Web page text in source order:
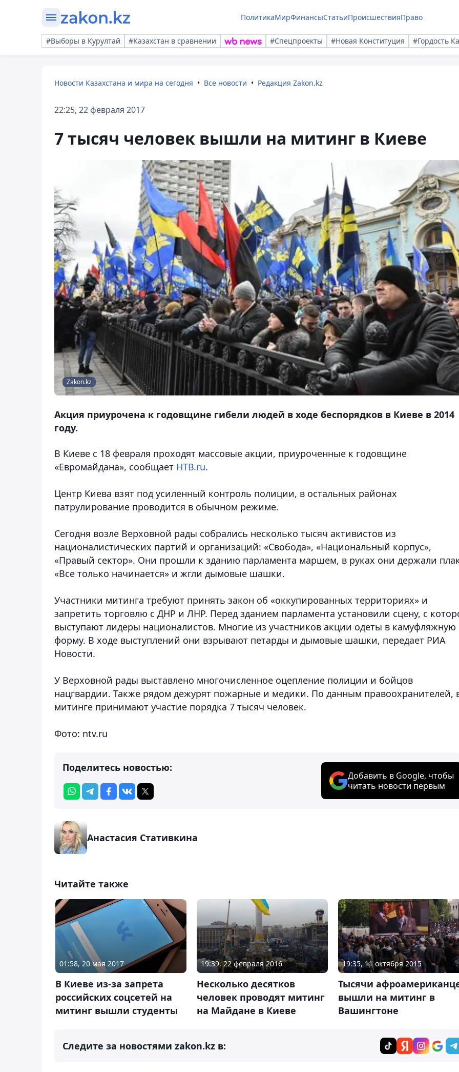
ПолитикаМирФинансыСтатьиПроисшествияПраво
#Выборы в Курултай #Казахстан в сравнении #Спецпроекты #Новая Конституция #Гордость
Новости Казахстана и мира на сегодня Все новости Редакция Zakon.kz
22:25, 22 февраля 2017
7 тысяч человек вышли на митинг в Киеве
Zakon.kz
Акция приурочена к годовщине гибели людей в ходе беспорядков в Киеве в 2014
году.
В Киеве с 18 февраля проходят массовые акции, приуроченные к годовщине
«Евромайдана», сообщает НТВ.ru.
Центр Киева взят под усиленный контроль полиции, в остальных районах
патрулирование проводится в обычном режиме.
Сегодня возле Верховной рады собрались несколько тысяч активистов из
националистических партий и организаций: «Свобода», «Национальный корпус»,
«Правый сектор». Они прошли к зданию парламента маршем, в руках они держали
«Все только начинается» и жгли дымовые шашки.
Участники митинга требуют принять закон об «оккупированных территориях» и
запретить торговлю с ДНР и ЛНР. Перед зданием парламента установили сцену, с
выступают лидеры националистов. Многие из участников акции одеты в камуфляжную
форму. В ходе выступлений они взрывают петарды и дымовые шашки, передает РИА
Новости.
У Верховной рады выставлено многочисленное оцепление полиции и бойцов
нацгвардии. Также рядом дежурят пожарные и медики. По данным правоохранителей,
митинге принимают участие порядка 7 тысяч человек.
Фото: ntv.ru
Поделитесь новостью:
Добавить в Google, чтобы
читать новости первым
Анастасия Стативкина
Читайте также
01:58, 20 мая 2017
В Киеве из-за запрета
российских соцсетей на
митинг вышли студенты
19:39, 22 февраля 2016
Несколько десятков
человек проводят митинг
на Майдане в Киеве
19:35, 11 октября 2015
Тысячи
вышли на митинг в
Вашингтоне
Следите за новостями zakon.kz в: